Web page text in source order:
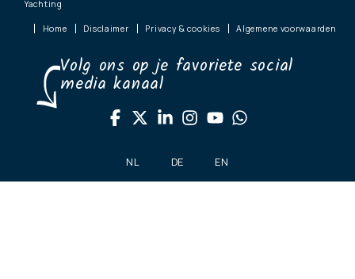
Yachting
Home Disclaimer Privacy & cookies Algemene voorwaarden
Volg ons op je favoriete social
media kanaal
NL DE EN